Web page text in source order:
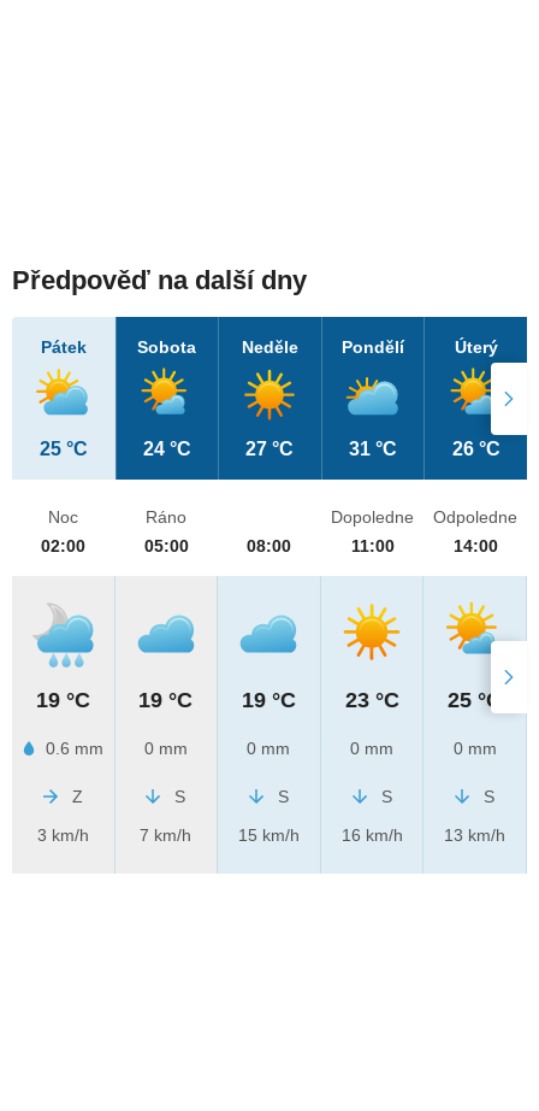
Předpověď na další dny
Pátek
25 °C
Sobota
24 °C
Neděle
27 °C
Pondělí
31 °C
Úterý
26 °C
Noc
02:00
19 °C
0.6 mm
Z
3 km/h
Ráno
05:00
19 °C
0 mm
S
7 km/h
08:00
19 °C
0 mm
S
15 km/h
Dopoledne
11:00
23 °C
0 mm
S
16 km/h
Odpoledne
14:00
25 °C
0 mm
S
13 km/h